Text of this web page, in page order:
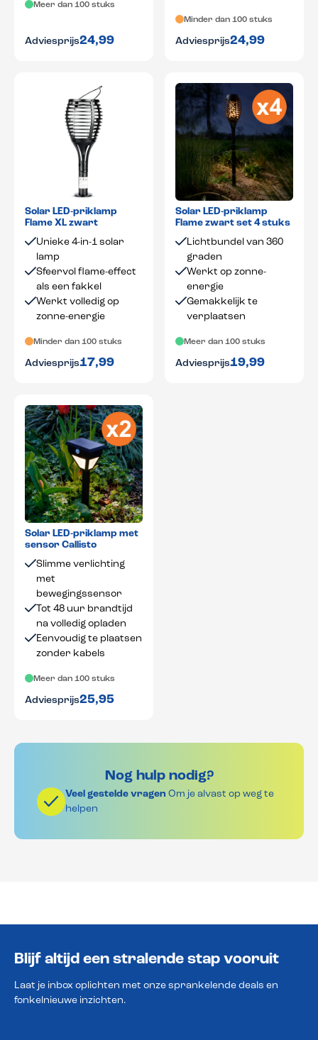
Meer dan 100 stuks
Adviesprijs24,99
Minder dan 100 stuks
Adviesprijs24,99
Solar LED-priklamp
Flame XL zwart
Unieke 4-in-1 solar
lamp
Sfeervol flame-effect
als een fakkel
Werkt volledig op
zonne-energie
Minder dan 100 stuks
Adviesprijs17,99
Solar LED-priklamp
Flame zwart set 4 stuks
Lichtbundel van 360
graden
Werkt op zonne-
energie
Gemakkelijk te
verplaatsen
Meer dan 100 stuks
Adviesprijs19,99
Solar LED-priklamp met
sensor Callisto
Slimme verlichting
met
bewegingssensor
Tot 48 uur brandtijd
na volledig opladen
Eenvoudig te plaatsen
zonder kabels
Meer dan 100 stuks
Adviesprijs25,95
Nog hulp nodig?
Veel gestelde vragen Om je alvast op weg te
helpen
Blijf altijd een stralende stap vooruit
Laat je inbox oplichten met onze sprankelende deals en
fonkelnieuwe inzichten.